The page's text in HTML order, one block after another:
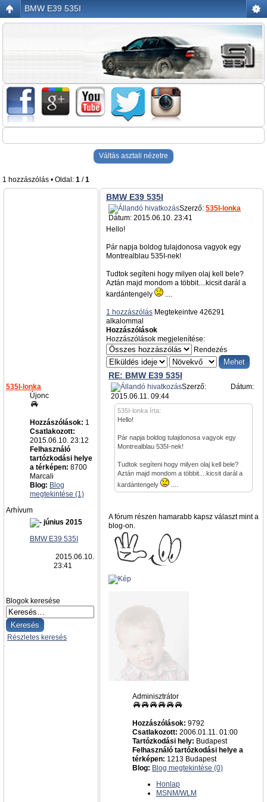
BMW E39 535I
Váltás asztali nézetre
1 hozzászólás • Oldal: 1 /1
535I-lonka
Újonc
Hozzászólások: 1
Csatlakozott:
2015.06.10. 23:12
Felhasználó
tartózkodási helye
a térképen: 8700
Marcali
Blog: Blog
megtekintése (1)
Arhívum
június 2015
BMW E39 535I
2015.06.10.
23:41
Blogok keresése
Részletes keresés
BMW E39 535I
Szerző: 535I-lonka
Dátum: 2015.06.10. 23:41
Hello!
Pár napja boldog tulajdonosa vagyok egy
Montrealblau 535I-nek!
Tudtok segíteni hogy milyen olaj kell bele?
Aztán majd mondom a többit....kicsit darál a
kardántengely
....
1 hozzászólás Megtekeintve 426291
alkalommal
Hozzászólások
Hozzászólások megjelenítése:
Rendezés
RE: BMW E39 535I
Szerző:
Dátum:
2015.06.11. 09:44
535I-lonka írta:
Hello!
Pár napja boldog tulajdonosa vagyok egy
Montrealblau 535I-nek!
Tudtok segíteni hogy milyen olaj kell bele?
Aztán majd mondom a többit....kicsit darál a
kardántengely
....
A fórum részen hamarabb kapsz választ mint a
blog-on.
Adminisztrátor
Hozzászólások: 9792
Csatlakozott: 2006.01.11. 01:00
Tartózkodási hely: Budapest
Felhasználó tartózkodási helye a
térképen: 1213 Budapest
Blog: Blog megtekintése (0)
Honlap
MSNM/WLM